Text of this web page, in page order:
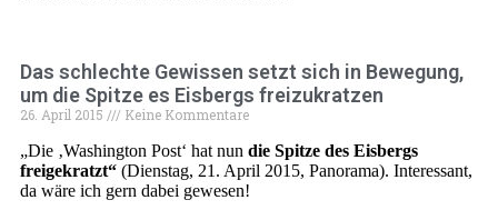
Das schlechte Gewissen setzt sich in Bewegung,
um die Spitze es Eisbergs freizukratzen
26. April 2015 Keine Kommentare
„Die ‚Washington Post‘ hat nun die Spitze des Eisbergs
freigekratzt“ (Dienstag, 21. April 2015, Panorama). Interessant,
da wäre ich gern dabei gewesen!